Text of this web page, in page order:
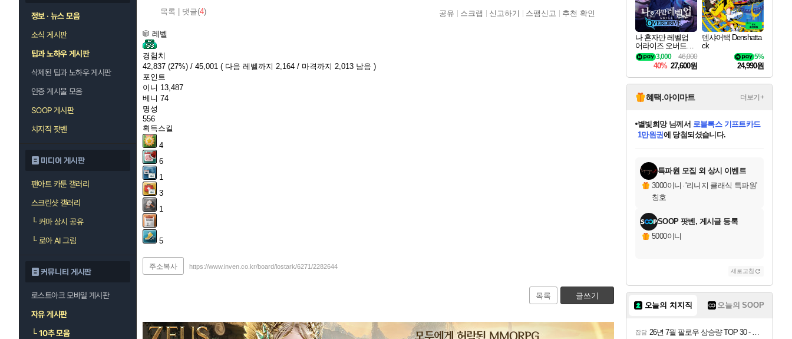
정보 · 뉴스 모음
소식 게시판
팁과 노하우 게시판
삭제된 팁과 노하우 게시판
인증 게시물 모음
SOOP 게시판
치지직 팟벤
미디어 게시판
팬아트 카툰 갤러리
스크린샷 갤러리
└커마 상시 공유
└로아 AI 그림
커뮤니티 게시판
로스트아크 모바일 게시판
자유 게시판
└10추 모음
목록 댓글(4) 공유 스크랩 신고하기 스팸신고 추천 확인
레벨
경험치
42,837 (27%) / 45,001 ( 다음 레벨까지 2,164 / 마격까지 2,013 남음 )
포인트
이니 13,487
베니 74
명성
556
획득스킬
4
6
1
3
1
5
주소복사 https://www.inven.co.kr/board/lostark/6271/2282644
목록 글쓰기
나 혼자만 레벨업
어라이즈 오버드라
이브 Solo Leveling A
rise
46,000
3,000
40% 27,600원
덴샤어택 Denshatta
ck
5%
24,990원
혜택.아이마트 더보기+
교환.
당첨되셨습니다.
당첨되셨습니다.
당첨되셨습니다.
별빛희망님께서 로블록스 기프트카드
1만원권에 당첨되셨습니다.
당첨되셨습니다.
당첨되셨습니다.
당첨되셨습니다.
당첨되셨습니다.
에디션 (스팀코드)를 교환.
당첨되셨습니다.
특파원 모집 외 상시 이벤트
3000이니 ·'리니지 클래식 특파원'
칭호
SOOP 팟벤, 게시글 등록
5000이니
새로고침
오늘의 치지직 오늘의 SOOP
잡담 26년 7월 팔로우 상승량 TOP 30 - 월간 치지직